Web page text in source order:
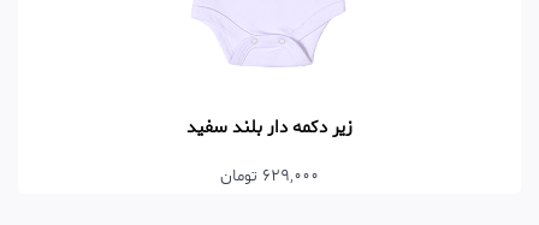
زیر دکمه دار بلند سفید
629,000 تومان